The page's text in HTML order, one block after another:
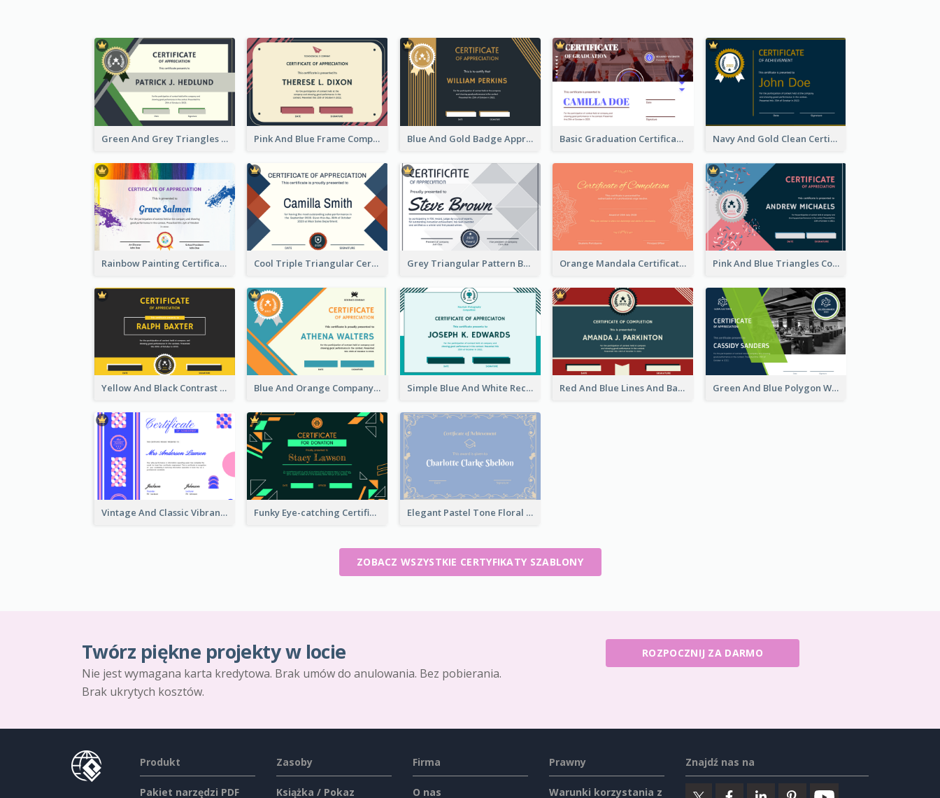
Green And Grey Triangles With Badge Certificate Pink And Blue Frame Company Certificate Blue And Gold Badge Appreciation Certificate Basic Graduation Certificate With Campus Photo Design Navy And Gold Clean Certificate
Rainbow Painting Certificate Cool Triple Triangular Certificate Design Online Grey Triangular Pattern Best Certificate Design Orange Mandala Certificate Of Completion Pink And Blue Triangles Confetti Celebration Certificate
Yellow And Black Contrast Simple Certificate Blue And Orange Company Triangles With Badge Certificate Simple Blue And White Rectangle Certificate Red And Blue Lines And Badge Completion Certificate Green And Blue Polygon With Photo Certificate
Vintage And Classic Vibrant Certificate Design Ideas Funky Eye-catching Certificate Design Template Elegant Pastel Tone Floral Certificate Design
ZOBACZ WSZYSTKIE CERTYFIKATY SZABLONY
Twórz piękne projekty w locie
Nie jest wymagana karta kredytowa. Brak umów do anulowania. Bez pobierania.
Brak ukrytych kosztów.
ROZPOCZNIJ ZA DARMO
Produkt
Pakiet narzędzi PDF
Zasoby
Książka / Pokaz
Firma
O nas
Prawny
Warunki korzystania z
Znajdź nas na